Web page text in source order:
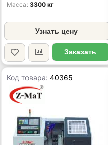
Масса 3300 кг
Узнать цену
Заказать
Код товара:40365